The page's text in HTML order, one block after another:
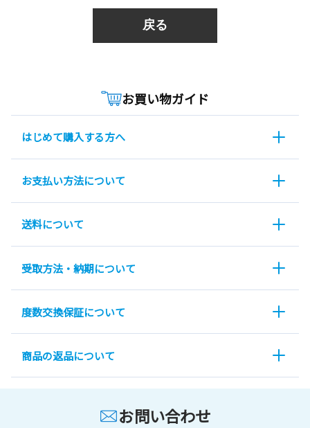
戻る
お買い物ガイド
はじめて購入する方へ
お支払い方法について
送料について
受取方法・納期について
度数交換保証について
商品の返品について
お問い合わせ